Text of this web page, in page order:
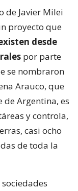
de Javier Milei
proyecto que
desde
por parte
se nombraron
Arauco, que
Argentina, es
y controla,
casi ocho
de toda la